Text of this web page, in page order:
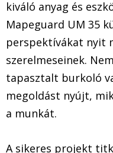
kiváló anyag és
Mapeguard UM 35
perspektívákat nyit
szerelmeseinek.
tapasztalt burkoló
megoldást nyújt,
a munkát.
A sikeres projekt